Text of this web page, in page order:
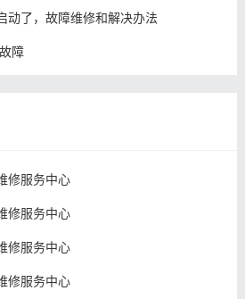
动了，故障维修和解决办法
障
修服务中心
修服务中心
修服务中心
修服务中心